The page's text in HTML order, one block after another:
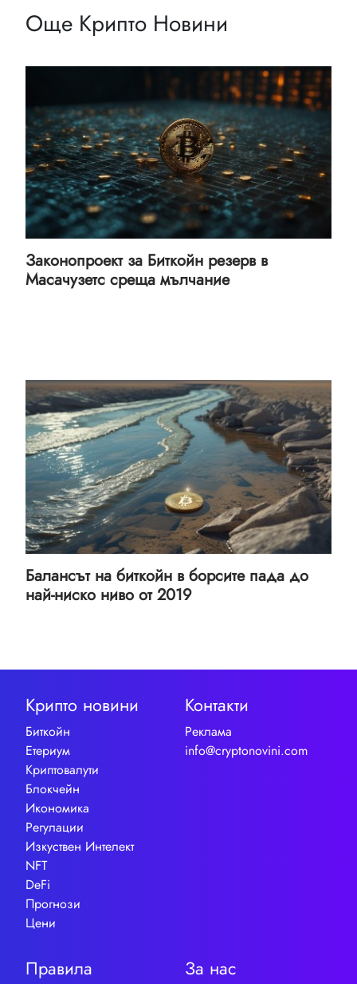
Още Крипто Новини
Законопроект за Биткойн резерв в
Масачузетс среща мълчание
Балансът на биткойн в борсите пада до
най-ниско ниво от 2019
Крипто новини
Биткойн
Етериум
Криптовалути
Блокчейн
Икономика
Регулации
Изкуствен Интелект
NFT
DeFi
Прогнози
Цени
Контакти
Реклама
info@cryptonovini.com
Правила За нас